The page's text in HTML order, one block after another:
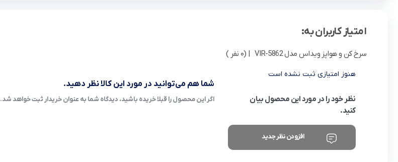
امتیاز کاربران به:
سرخ کن و هواپز ویداس مدل VIR-5862 | (0 نفر )
هنوز امتیازی ثبت نشده است
نظر خود را در مورد این محصول بیان
کنید.
افزودن نظر جدید
شما هم می‌توانید در مورد این کالا نظر دهید.
اگر این محصول را قبلا خریده باشید، دیدگاه شما به عنوان خریدار ثبت خواهد شد.